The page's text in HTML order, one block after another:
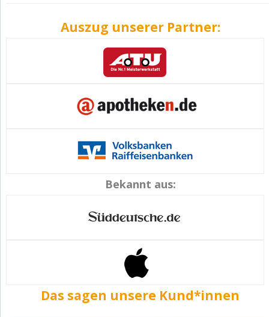
Auszug unserer Partner:
Bekannt aus:
Das sagen unsere Kund*innen